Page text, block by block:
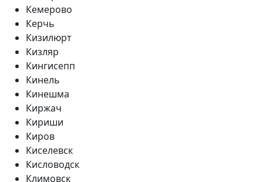
Кемерово
Керчь
Кизилюрт
Кизляр
Кингисепп
Кинель
Кинешма
Киржач
Кириши
Киров
Киселевск
Кисловодск
Климовск